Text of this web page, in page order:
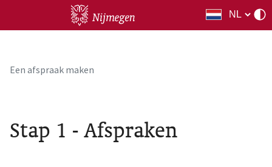
Een afspraak maken
Stap 1 - Afspraken